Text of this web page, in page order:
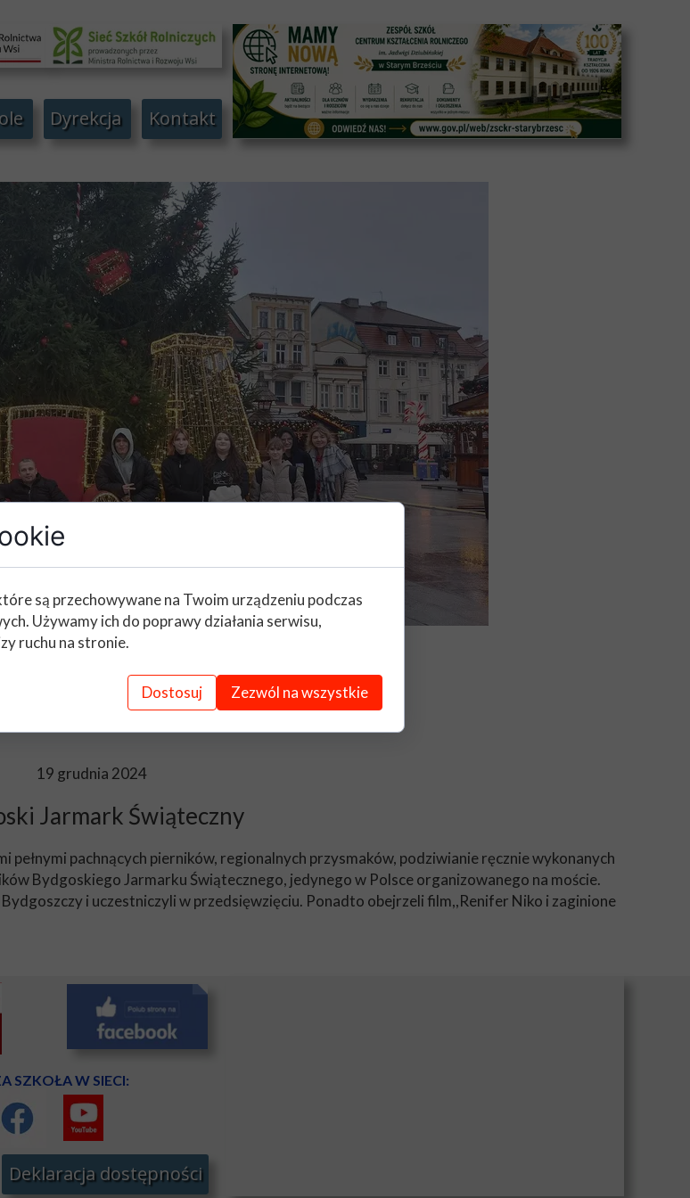
19 grudnia 2024
Jarmark Świąteczny
pachnących pierników, regionalnych przysmaków, podziwianie ręcznie wykonanych
Bydgoskiego Jarmarku Świątecznego, jedynego w Polsce organizowanego na moście.
i uczestniczyli w przedsięwzięciu. Ponadto obejrzeli film,,Renifer Niko i zaginione
Dyrekcja Kontakt
Deklaracja dostępności
SZKOŁA W SIECI:
są przechowywane na Twoim urządzeniu podczas
Używamy ich do poprawy działania serwisu,
ruchu na stronie.
Dostosuj Zezwól na wszystkie